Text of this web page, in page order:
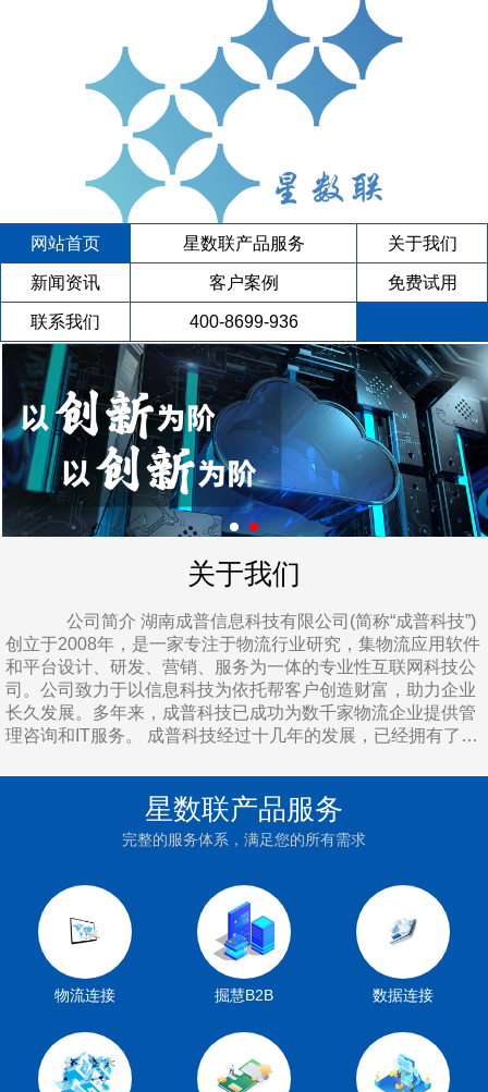
网站首页 星数联产品服务 关于我们
新闻资讯 客户案例 免费试用
联系我们 400-8699-936
关于我们
创立于2008年，是一家专注于物流行业研究，集物流应用软件
和平台设计、研发、营销、服务为一体的专业性互联网科技公
司。公司致力于以信息科技为依托帮客户创造财富，助力企业
长久发展。多年来，成普科技已成功为数千家物流企业提供管
理咨询和IT服务。 成普科技经过十几年的发展，已经拥有了良
念。成普科技积极顺应国家加快新型基础设施建设的理念，用
心做好小微企业基础服务，逐步构建良性循环的企业生态，现
有客户数已超十万家企业。 地理位置 公司总部地处湖
南省会长沙岳麓区麓云路100号兴工国际产业园，距离长沙市
花国际机场34公里，周边多为工业园、互联网公司，交通相当
之便利，创业环境相当之良好。
星数联产品服务
完整的服务体系，满足您的所有需求
物流连接 掘慧B2B 数据连接